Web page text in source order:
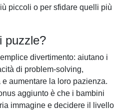
piccoli o per sfidare quelli più
puzzle?
divertimento: aiutano i
di problem-solving,
aumentare la loro pazienza.
aggiunto è che i bambini
immagine e decidere il livello